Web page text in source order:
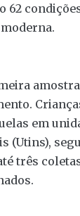
62
em
(Utins),
três